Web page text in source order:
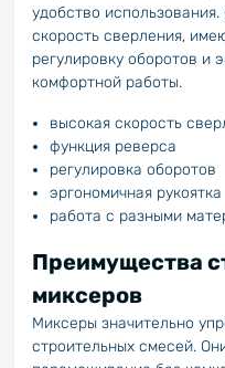
удобство
скорость сверления,
регулировку оборотов и
комфортной работы.
высокая скорость
функция реверса
регулировка оборотов
эргономичная рукоятка
работа с разными
Преимущества
миксеров
Миксеры значительно
строительных смесей.